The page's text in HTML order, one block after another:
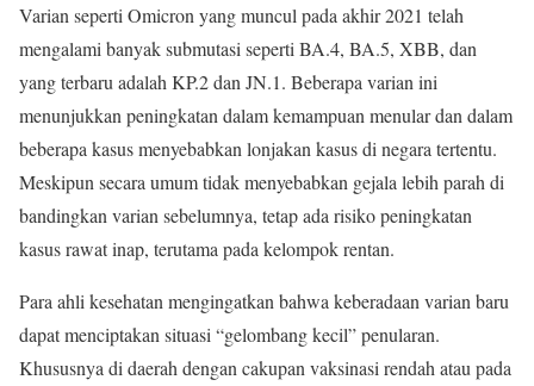
Varian seperti Omicron yang muncul pada akhir 2021 telah
mengalami banyak submutasi seperti BA.4, BA.5, XBB, dan
yang terbaru adalah KP.2 dan JN.1. Beberapa varian ini
menunjukkan peningkatan dalam kemampuan menular dan dalam
beberapa kasus menyebabkan lonjakan kasus di negara tertentu.
Meskipun secara umum tidak menyebabkan gejala lebih parah di
bandingkan varian sebelumnya, tetap ada risiko peningkatan
kasus rawat inap, terutama pada kelompok rentan.
Para ahli kesehatan mengingatkan bahwa keberadaan varian baru
dapat menciptakan situasi “gelombang kecil” penularan.
Khususnya di daerah dengan cakupan vaksinasi rendah atau pada